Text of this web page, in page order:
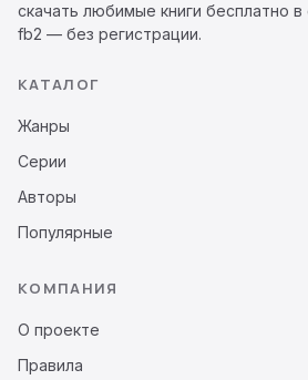
скачать любимые книги бесплатно
fb2 — без регистрации.
КАТАЛОГ
Жанры
Серии
Авторы
Популярные
КОМПАНИЯ
О проекте
Правила